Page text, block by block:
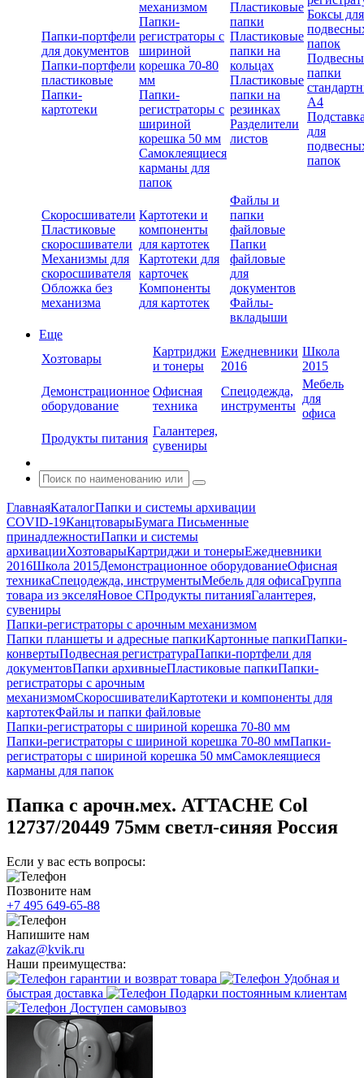
Папки-портфели
для документов
Папки-портфели
пластиковые
Папки-
картотеки
механизмом
Папки-
регистраторы с
шириной
корешка 70-80
мм
Папки-
регистраторы с
шириной
корешка 50 мм
Самоклеящиеся
карманы для
папок
Пластиковые
папки
Пластиковые
папки на
кольцах
Пластиковые
папки на
резинках
Разделители
листов
Боксы для
папок
папки
А4
для
папок
Скоросшиватели
Пластиковые
скоросшиватели
Механизмы для
скоросшивателя
Обложка без
механизма
Картотеки и
компоненты
для картотек
Картотеки для
карточек
Компоненты
для картотек
Файлы и
папки
файловые
Папки
файловые
для
документов
Файлы-
вкладыши
Еще
Хозтовары
Картриджи
и тонеры
Ежедневники
2016
Школа
2015
Демонстрационное
оборудование
Офисная
техника
Спецодежда,
инструменты
Мебель
для
офиса
Продукты питания
Галантерея,
сувениры
ГлавнаяКаталогПапки и системы архивации
COVID-19КанцтоварыБумага Письменные
принадлежностиПапки и системы
архивацииХозтоварыКартриджи и тонерыЕжедневники
2016Школа 2015Демонстрационное оборудованиеОфисная
техникаСпецодежда, инструментыМебель для офисаГруппа
товара из экселяНовое СПродукты питанияГалантерея,
сувениры
Папки-регистраторы с арочным механизмом
Папки планшеты и адресные папкиКартонные папкиПапки-
конвертыПодвесная регистратураПапки-портфели для
документовПапки архивныеПластиковые папкиПапки-
регистраторы с арочным
механизмомСкоросшивателиКартотеки и компоненты для
картотекФайлы и папки файловые
Папки-регистраторы с шириной корешка 70-80 мм
Папки-регистраторы с шириной корешка 70-80 ммПапки-
регистраторы с шириной корешка 50 ммСамоклеящиеся
карманы для папок
Папка с арочн.мех. ATTACHE Col
12737/20449 75мм светл-синяя Россия
Если у вас есть вопросы:
Позвоните нам
+7 495 649-65-88
Напишите нам
zakaz@kvik.ru
Наши преимущества:
гарантии и возврат товара
Удобная и
быстрая доставка
Подарки постоянным клиентам
Доступен самовывоз